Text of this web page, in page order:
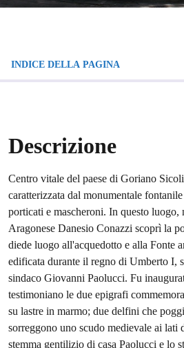
INDICE DELLA PAGINA
Descrizione
Centro vitale del paese di Goriano
caratterizzata dal monumentale
porticati e mascheroni. In questo
Aragonese Danesio Conazzi scoprì la
diede luogo all'acquedotto e alla Fonte
edificata durante il regno di Umberto I,
sindaco Giovanni Paolucci. Fu
testimoniano le due epigrafi
su lastre in marmo; due delfini che
sorreggono uno scudo medievale ai lati
stemma gentilizio di casa Paolucci e lo